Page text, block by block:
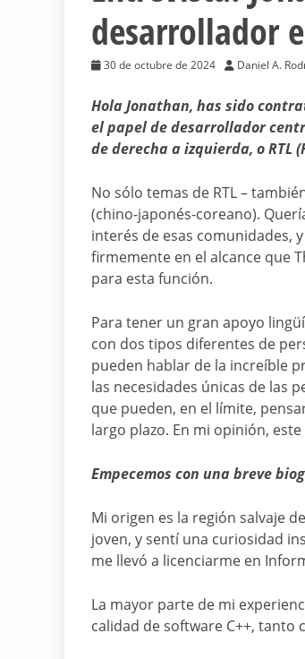
desarrollador
30 de octubre de 2024 Daniel A.
Hola Jonathan, has sido
el papel de desarrollador
de derecha a izquierda, o RTL
No sólo temas de RTL –
(chino-japonés-coreano).
interés de esas comunidades,
firmemente en el alcance que
para esta función.
Para tener un gran apoyo
con dos tipos diferentes de
pueden hablar de la increíble
las necesidades únicas de las
que pueden, en el límite,
largo plazo. En mi opinión,
Empecemos con una breve
Mi origen es la región salvaje
joven, y sentí una curiosidad
me llevó a licenciarme en
La mayor parte de mi
calidad de software C++,